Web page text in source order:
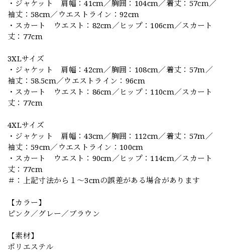
・ジャケット 肩幅：41cm／胸囲：104cm／着丈：57cm／
袖丈：58cm／ウエストライン：92cm
・スカート ウエスト：82cm／ヒップ：106cm／スカート
丈：77cm
3XLサイズ
・ジャケット 肩幅：42cm／胸囲：108cm／着丈：57m／
袖丈：58.5cm／ウエストライン：96cm
・スカート ウエスト：86cm／ヒップ：110cm／スカート
丈：77cm
4XLサイズ
・ジャケット 肩幅：43cm／胸囲：112cm／着丈：57m／
袖丈：59cm／ウエストライン：100cm
・スカート ウエスト：90cm／ヒップ：114cm／スカート
丈：77cm
＃：上記寸法から１～3cmの誤差がある場合があります
【カラー】
ピンク／グレー／ブラウン
【素材】
ポリエステル